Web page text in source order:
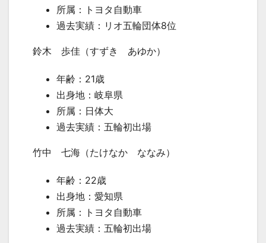
所属：トヨタ自動車
過去実績：リオ五輪団体8位
鈴木 歩佳（すずき あゆか）
年齢： 21歳
出身地：岐阜県
所属：日体大
過去実績：五輪初出場
竹中 七海（たけなか ななみ）
年齢： 22歳
出身地：愛知県
所属：トヨタ自動車
過去実績：五輪初出場